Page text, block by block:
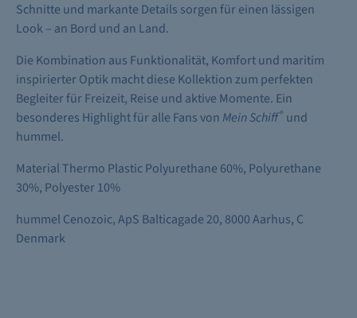
Schnitte und markante Details sorgen für einen lässigen
Look – an Bord und an Land.
Die Kombination aus Funktionalität, Komfort und maritim
inspirierter Optik macht diese Kollektion zum perfekten
Begleiter für Freizeit, Reise und aktive Momente. Ein
besonderes Highlight für alle Fans von Mein Schiff® und
hummel.
Material Thermo Plastic Polyurethane 60%, Polyurethane
30%, Polyester 10%
hummel Cenozoic, ApS Balticagade 20, 8000 Aarhus, C
Denmark